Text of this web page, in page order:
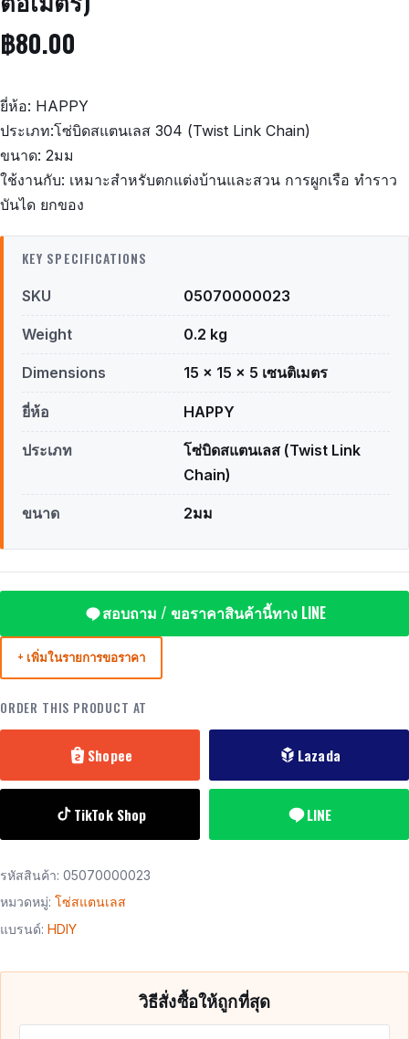
฿80.00
ยี่ห้อ: HAPPY
ประเภท:โซ่บิดสแตนเลส 304 (Twist Link Chain)
ขนาด: 2มม
ใช้งานกับ: เหมาะสำหรับตกแต่งบ้านและสวน การผูกเรือ ทำราว
บันได ยกของ
KEY SPECIFICATIONS
SKU 05070000023
Weight 0.2 kg
Dimensions 15 × 15 × 5 เซนติเมตร
ยี่ห้อ HAPPY
ประเภท
โซ่บิดสแตนเลส (Twist Link
Chain)
ขนาด 2มม
สอบถาม / ขอราคาสินค้านี้ทาง LINE
+ เพิ่มในรายการขอราคา
ORDER THIS PRODUCT AT
Shopee Lazada
TikTok Shop LINE
รหัสสินค้า: 05070000023
หมวดหมู่: โซ่สแตนเลส
แบรนด์: HDIY
วิธีสั่งซื้อให้ถูกที่สุด